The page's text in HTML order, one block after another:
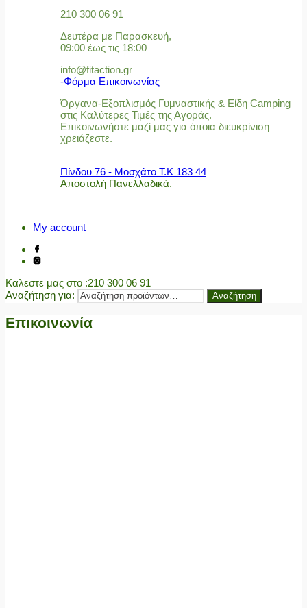
210 300 06 91
Δευτέρα με Παρασκευή,
09:00 έως τις 18:00
info@fitaction.gr
-Φόρμα Επικοινωνίας
Όργανα-Εξοπλισμός Γυμναστικής & Είδη Camping
στις Καλύτερες Τιμές της Αγοράς.
Επικοινωνήστε μαζί μας για όποια διευκρίνιση
χρειάζεστε.
Πίνδου 76 - Μοσχάτο Τ.Κ 183 44
Αποστολή Πανελλαδικά.
My account
Καλεστε μας στο :210 300 06 91
Αναζήτηση για:
Αναζήτηση
Επικοινωνία